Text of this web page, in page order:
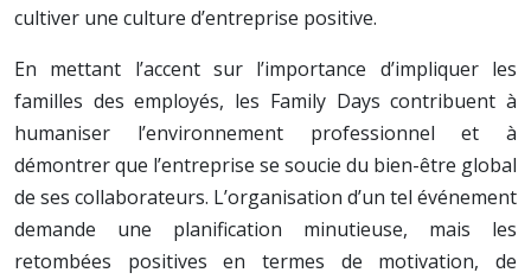
cultiver une culture d’entreprise positive.
En mettant l’accent sur l’importance d’impliquer les
familles des employés, les Family Days contribuent à
humaniser l’environnement professionnel et à
démontrer que l’entreprise se soucie du bien-être global
de ses collaborateurs. L’organisation d’un tel événement
demande une planification minutieuse, mais les
retombées positives en termes de motivation, de